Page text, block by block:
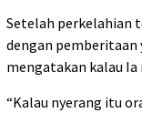
Setelah perkelahian
dengan pemberitaan
mengatakan kalau
“Kalau nyerang itu